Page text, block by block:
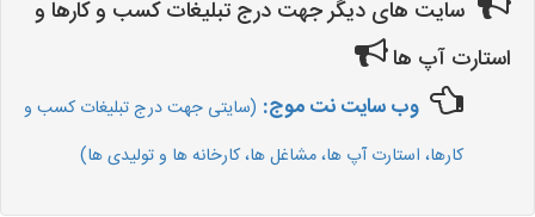
سایت های دیگر جهت درج تبلیغات کسب و کارها و
استارت آپ ها
وب سایت نت موج: (سایتی جهت درج تبلیغات کسب و
کارها، استارت آپ ها، مشاغل ها، کارخانه ها و تولیدی ها)